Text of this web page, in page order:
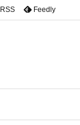
RSS Feedly